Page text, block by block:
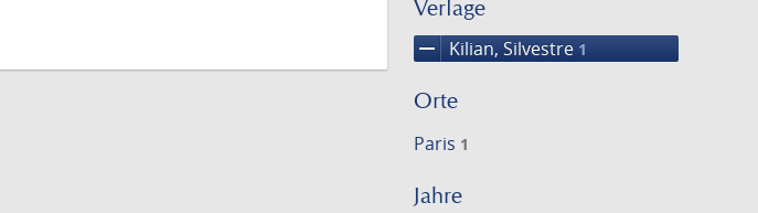
Verlage
remove Kilian, Silvestre 1
Orte
Paris 1
Jahre